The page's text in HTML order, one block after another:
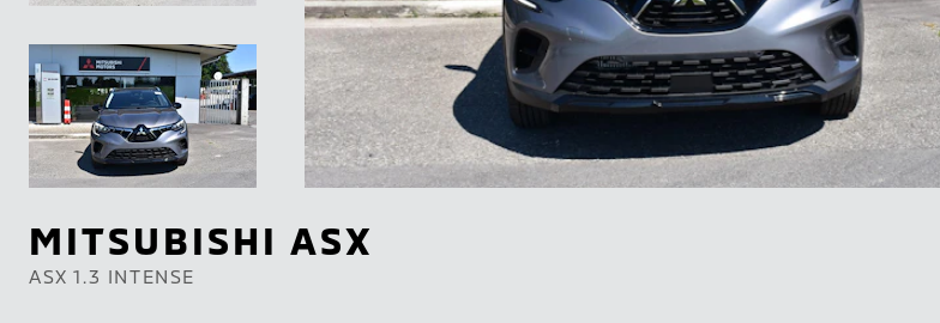
MITSUBISHI ASX
ASX 1.3 INTENSE